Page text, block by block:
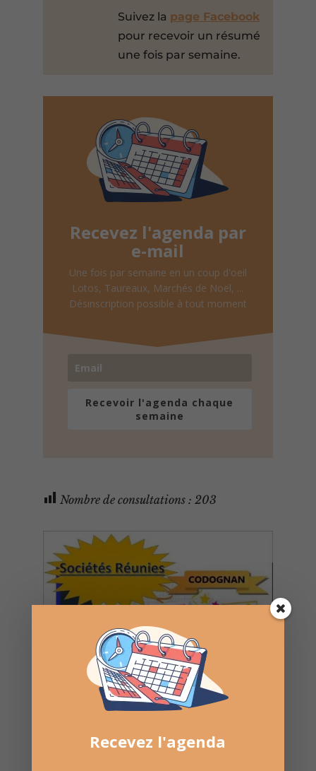
Suivez la page Facebook
pour recevoir un résumé
une fois par semaine.
Recevez l'agenda par
e-mail
Une fois par semaine en un coup d'oeil
Lotos, Taureaux, Marchés de Noël, ...
Désinscription possible à tout moment
Recevoir l'agenda chaque
semaine
Nombre de consultations : 203
Recevez l'agenda